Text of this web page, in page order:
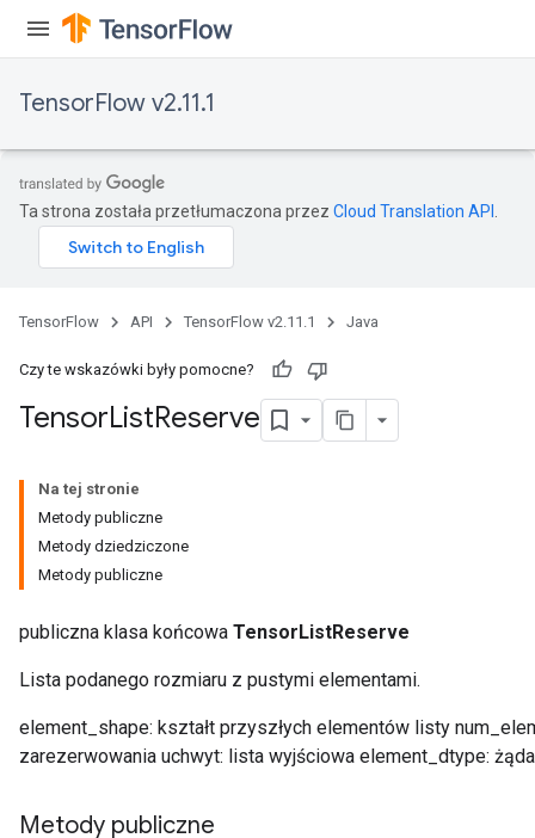
TensorFlow v2.11.1
Ta strona została przetłumaczona przez Cloud Translation API
TensorFlow API TensorFlow v2.11.1 Java
Czy te wskazówki były pomocne?
TensorListReserve
Na tej stronie
Metody publiczne
Metody dziedziczone
Metody publiczne
publiczna klasa końcowa TensorListReserve
Lista podanego rozmiaru z pustymi elementami.
element_shape: kształt przyszłych elementów listy
zarezerwowania uchwyt: lista wyjściowa element_dtype:
Metody publiczne